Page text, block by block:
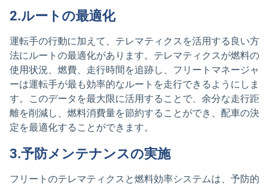
2.ルートの最適化
運転手の行動に加えて、テレマティクスを活用する良い方
法にルートの最適化があります。テレマティクスが燃料の
使用状況、燃費、走行時間を追跡し、フリートマネージャ
ーは運転手が最も効率的なルートを走行できるようにしま
す。このデータを最大限に活用することで、余分な走行距
離を削減し、燃料消費量を節約することができ、配車の決
定を最適化することができます。
3.予防メンテナンスの実施
フリートのテレマティクスと燃料効率システムは、予防的